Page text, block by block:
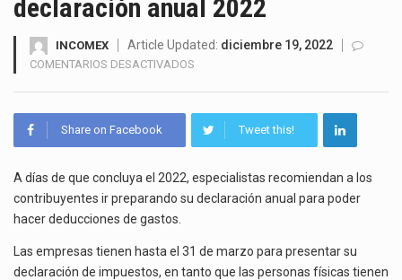
La Coalition for a Prosperous America (CPA) solicitó al gobierno de Estados Unidos mantener e…
Los créditos fiscales determinados a empresas IMMEX rara vez nacen de una interpretación equivocada de…
declaración anual 2022
INCOMEX Article Updated: diciembre 19, 2022
COMENTARIOS DESACTIVADOS
DECLARACIÓN
ANUAL
Share on Facebook Tweet this!
A días de que concluya el 2022, especialistas recomiendan a los
contribuyentes ir preparando su declaración anual para poder
hacer deducciones de gastos.
Las empresas tienen hasta el 31 de marzo para presentar su
declaración de impuestos, en tanto que las personas físicas tienen